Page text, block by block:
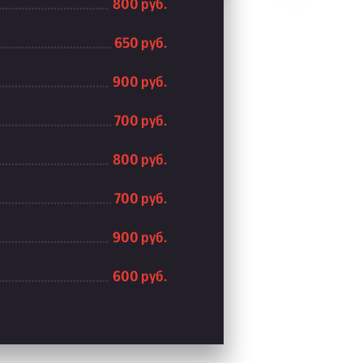
800 руб.
650 руб.
900 руб.
700 руб.
800 руб.
700 руб.
900 руб.
600 руб.